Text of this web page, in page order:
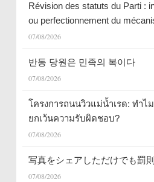
Révision des statuts du Parti :
ou perfectionnement du
07/08/2026
반동 당원은 민족의 복이다
07/08/2026
โครงการถนนวิวแม่น้ำเรด: ทำไ
ยกเว้นความรับผิดชอบ?
07/08/2026
写真をシェアしただけでも罰
07/08/2026